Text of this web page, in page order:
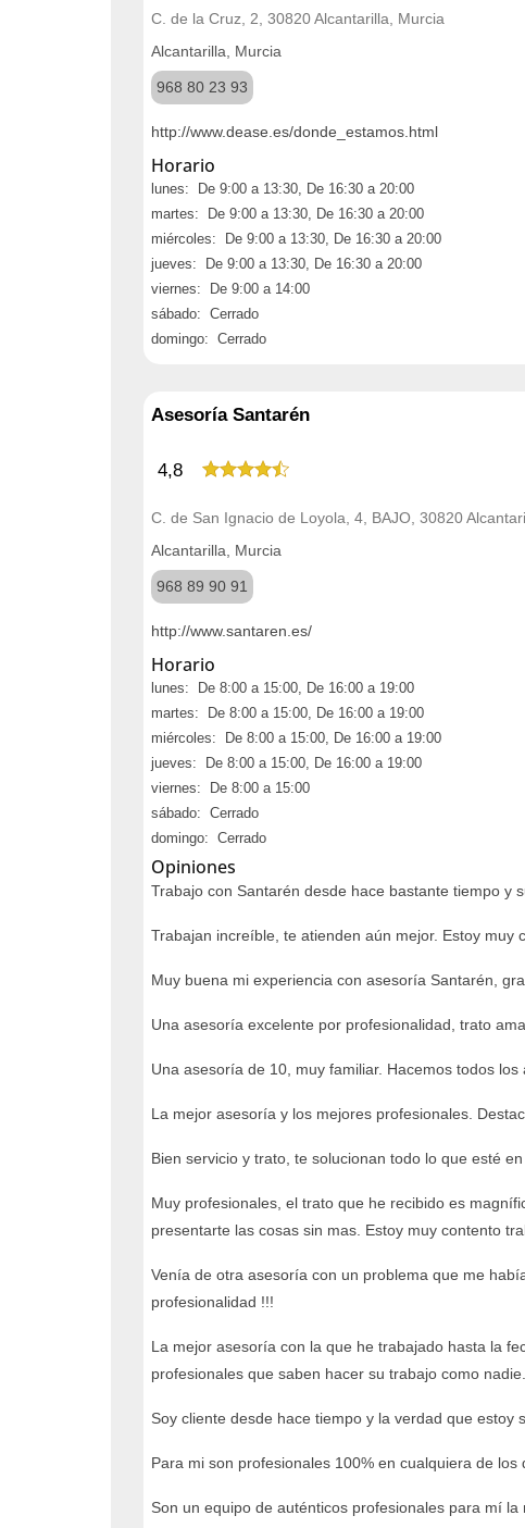
C. de la Cruz, 2, 30820 Alcantarilla, Murcia
Alcantarilla, Murcia
968 80 23 93
http://www.dease.es/donde_estamos.html
Horario
lunes: De 9:00 a 13:30, De 16:30 a 20:00
martes: De 9:00 a 13:30, De 16:30 a 20:00
miércoles: De 9:00 a 13:30, De 16:30 a 20:00
jueves: De 9:00 a 13:30, De 16:30 a 20:00
viernes: De 9:00 a 14:00
sábado: Cerrado
domingo: Cerrado
Asesoría Santarén
4,8
C. de San Ignacio de Loyola, 4, BAJO, 30820
Alcantarilla, Murcia
968 89 90 91
http://www.santaren.es/
Horario
lunes: De 8:00 a 15:00, De 16:00 a 19:00
martes: De 8:00 a 15:00, De 16:00 a 19:00
miércoles: De 8:00 a 15:00, De 16:00 a 19:00
jueves: De 8:00 a 15:00, De 16:00 a 19:00
viernes: De 8:00 a 15:00
sábado: Cerrado
domingo: Cerrado
Opiniones
Trabajo con Santarén desde hace bastante tiempo y
Trabajan increíble, te atienden aún mejor. Estoy
Muy buena mi experiencia con asesoría Santarén,
Una asesoría excelente por profesionalidad, trato
Una asesoría de 10, muy familiar. Hacemos todos
La mejor asesoría y los mejores profesionales.
Bien servicio y trato, te solucionan todo lo que esté
Muy profesionales, el trato que he recibido es
presentarte las cosas sin mas. Estoy muy contento
Venía de otra asesoría con un problema que me
profesionalidad !!!
La mejor asesoría con la que he trabajado hasta la
profesionales que saben hacer su trabajo como nadie.
Soy cliente desde hace tiempo y la verdad que
Para mi son profesionales 100% en cualquiera de
Son un equipo de auténticos profesionales para mí